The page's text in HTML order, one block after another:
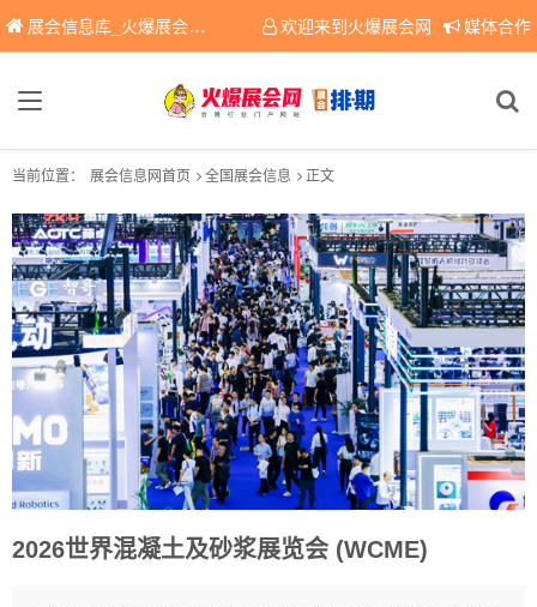
展会信息库_火爆展会网免费展会信息查询平台，提供专业会展服务！ 欢迎来到火爆展会网 媒体合作
当前位置： 展会信息网首页 全国展会信息 正文
2026世界混凝土及砂浆展览会 (WCME)